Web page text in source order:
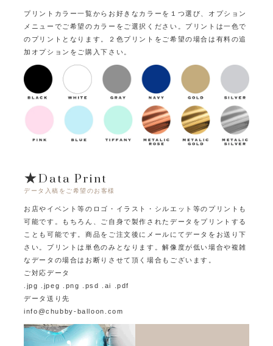
プリントカラー一覧からお好きなカラーを１つ選び、オプション
メニューでご希望のカラーをご選択ください。 プリントは一色で
のプリントとなります。
２色プリントをご希望の場合は有料の追
加オプションをご購入下さい。
★Data Print
データ入稿をご希望のお客様
お店やイベント等のロゴ・イラスト・シルエット等のプリントも
可能です。
もちろん、ご自身で製作されたデータをプリントする
ことも可能です。商品をご注文後にメールにてデータをお送り下
さい。プリントは単色のみとなります。解像度が低い場合や複雑
なデータの場合はお断りさせて頂く場合もございます。
ご対応データ
.jpg .jpeg .png .psd .ai .pdf
データ送り先
info@chubby-balloon.com